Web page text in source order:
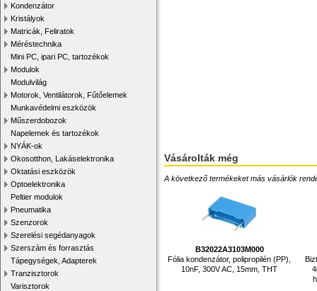
Kondenzátor
Kristályok
Matricák, Feliratok
Méréstechnika
Mini PC, ipari PC, tartozékok
Modulok
Modulvilág
Motorok, Ventilátorok, Fűtőelemek
Munkavédelmi eszközök
Műszerdobozok
Napelemek és tartozékok
NYÁK-ok
Okosotthon, Lakáselektronika
Oktatási eszközök
Optoelektronika
Peltier modulok
Pneumatika
Szenzorok
Szerelési segédanyagok
Szerszám és forrasztás
Tápegységek, Adapterek
Tranzisztorok
Varisztorok
Vásárolták még
A következő termékeket más vásárlók
B32022A3103M000
Fólia kondenzátor, polipropilén (PP),
10nF, 300V AC, 15mm, THT